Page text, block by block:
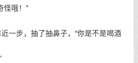
怪哦！”
一步，抽了抽鼻子，“你是不是喝酒